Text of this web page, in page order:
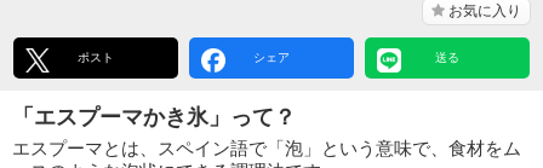
お気に入り
ポスト シェア 送る
「エスプーマかき氷」って？
エスプーマとは、スペイン語で「泡」という意味で、食材をム